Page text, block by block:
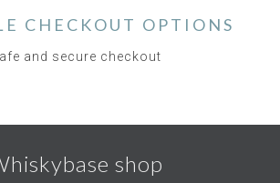
CHECKOUT OPTIONS
and secure checkout
shop